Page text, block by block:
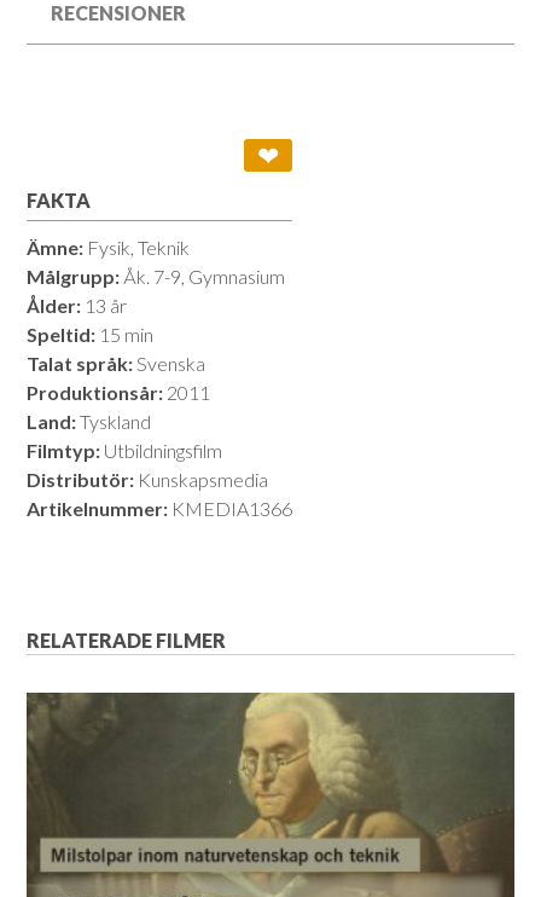
RECENSIONER
❤
FAKTA
Ämne: Fysik, Teknik
Målgrupp: Åk. 7-9, Gymnasium
Ålder: 13 år
Speltid: 15 min
Talat språk:Svenska
Produktionsår: 2011
Land:Tyskland
Filmtyp: Utbildningsfilm
Distributör: Kunskapsmedia
Artikelnummer: KMEDIA1366
RELATERADE FILMER